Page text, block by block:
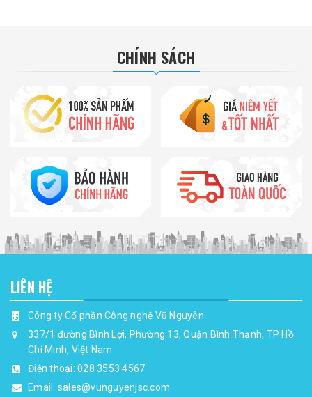
CHÍNH SÁCH
LIÊN HỆ
Công ty Cổ phần Công nghệ Vũ Nguyên
337/1 đường Bình Lợi, Phường 13, Quận Bình Thạnh, TP Hồ
Chí Minh, Việt Nam
Điện thoại: 028 3553 4567
Email: sales@vunguyenjsc.com